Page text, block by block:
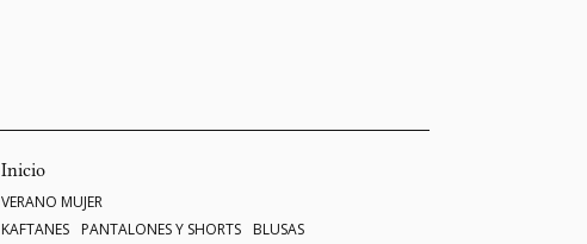
Inicio
VERANO MUJER
KAFTANES
PANTALONES Y SHORTS
BLUSAS